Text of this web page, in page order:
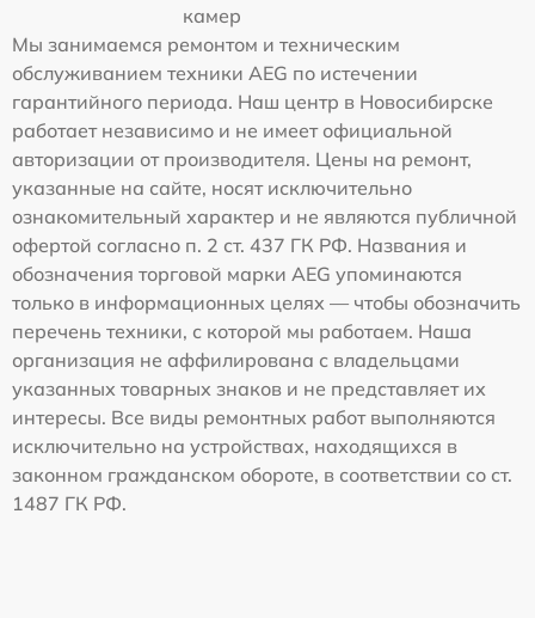
камер
Мы занимаемся ремонтом и техническим
обслуживанием техники AEG по истечении
гарантийного периода. Наш центр в Новосибирске
работает независимо и не имеет официальной
авторизации от производителя. Цены на ремонт,
указанные на сайте, носят исключительно
ознакомительный характер и не являются публичной
офертой согласно п. 2 ст. 437 ГК РФ. Названия и
обозначения торговой марки AEG упоминаются
только в информационных целях — чтобы обозначить
перечень техники, с которой мы работаем. Наша
организация не аффилирована с владельцами
указанных товарных знаков и не представляет их
интересы. Все виды ремонтных работ выполняются
исключительно на устройствах, находящихся в
законном гражданском обороте, в соответствии со ст.
1487 ГК РФ.